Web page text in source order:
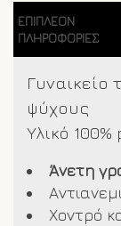
ΕΠΙΠΛΈΟΝ
ΠΛΗΡΟΦΟΡΊΕΣ
Γυναικείο
ψύχους
Yλικό
Άνετη
Χοντρό